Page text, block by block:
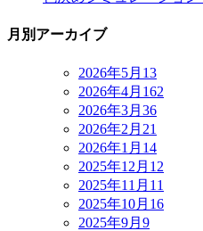
月別アーカイブ
2026年5月 13
2026年4月 162
2026年3月 36
2026年2月 21
2026年1月 14
2025年12月 12
2025年11月 11
2025年10月 16
2025年9月 9